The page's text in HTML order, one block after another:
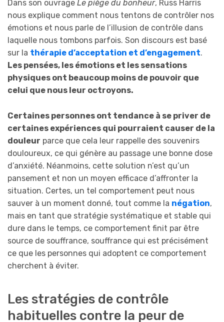
Dans son ouvrage Le piège du bonheur, Russ Harris
nous explique comment nous tentons de contrôler nos
émotions et nous parle de l’illusion de contrôle dans
laquelle nous tombons parfois. Son discours est basé
sur la thérapie d’acceptation et d’engagement.
Les pensées, les émotions et les sensations
physiques ont beaucoup moins de pouvoir que
celui que nous leur octroyons.
Certaines personnes ont tendance à se priver de
certaines expériences qui pourraient causer de la
douleur parce que cela leur rappelle des souvenirs
douloureux, ce qui génère au passage une bonne dose
d’anxiété. Néanmoins, cette solution n’est qu’un
pansement et non un moyen efficace d’affronter la
situation. Certes, un tel comportement peut nous
sauver à un moment donné, tout comme la négation,
mais en tant que stratégie systématique et stable qui
dure dans le temps, ce comportement finit par être
source de souffrance, souffrance qui est précisément
ce que les personnes qui adoptent ce comportement
cherchent à éviter.
Les stratégies de contrôle
habituelles contre la peur de